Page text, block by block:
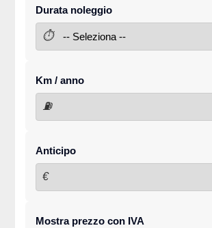
Durata noleggio
⏱
Km / anno
⛽
Anticipo
€
Mostra prezzo con IVA